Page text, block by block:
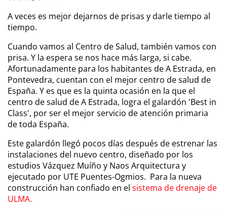
A veces es mejor dejarnos de prisas y darle tiempo al
tiempo.
Cuando vamos al Centro de Salud, también vamos con
prisa. Y la espera se nos hace más larga, si cabe.
Afortunadamente para los habitantes de A Estrada, en
Pontevedra, cuentan con el mejor centro de salud de
España. Y es que es la quinta ocasión en la que el
centro de salud de A Estrada, logra el galardón 'Best in
Class', por ser el mejor servicio de atención primaria
de toda España.
Este galardón llegó pocos días después de estrenar las
instalaciones del nuevo centro, diseñado por los
estudios Vázquez Muíño y Naos Arquitectura y
ejecutado por UTE Puentes-Ogmios. Para la nueva
construcción han confiado en el sistema de drenaje de
ULMA.